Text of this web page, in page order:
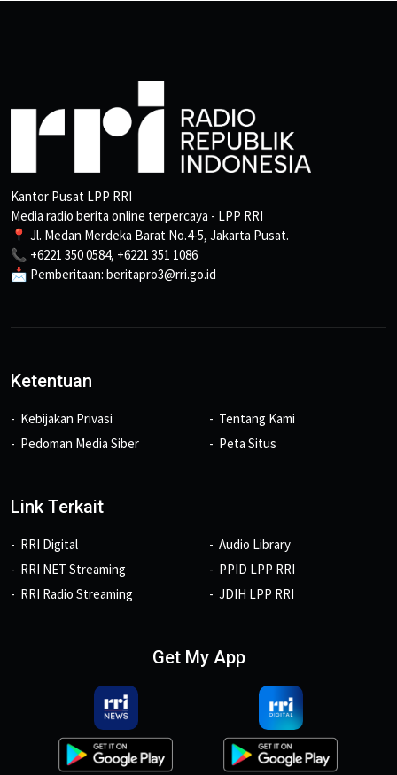
Kantor Pusat LPP RRI
Media radio berita online terpercaya - LPP RRI
📍 Jl. Medan Merdeka Barat No.4-5, Jakarta Pusat.
📞 +6221 350 0584, +6221 351 1086
📩 Pemberitaan: beritapro3@rri.go.id
Ketentuan
Kebijakan Privasi
Pedoman Media Siber
Tentang Kami
Peta Situs
Link Terkait
RRI Digital
RRI NET Streaming
RRI Radio Streaming
Audio Library
PPID LPP RRI
JDIH LPP RRI
Get My App